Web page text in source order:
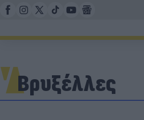
Βρυξέλλες